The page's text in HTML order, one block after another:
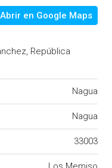
Abrir en Google Maps
República
Nagua
Nagua
33003